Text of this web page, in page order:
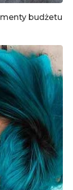
budżetu